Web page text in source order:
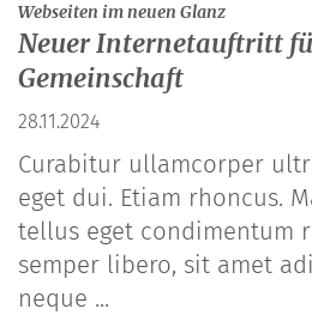
Webseiten im neuen Glanz:
Neuer Internetauftritt
Gemeinschaft
28.11.2024
Curabitur ullamcorper
eget dui. Etiam rhoncus.
tellus eget condimentum
semper libero, sit amet
neque ...